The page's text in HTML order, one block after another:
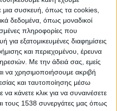
συσκευή, όπως τα cookies,
δεδομένα, όπως μοναδικοί
πληροφορίες που
εξατομικευμένες διαφημίσεις
και περιεχομένου, έρευνα
Με την άδειά σας, εμείς
να χρησιμοποιήσουμε ακριβή
και ταυτοποίησης μέσω
κάνετε κλικ για να συναινέσετε
τους 1538 συνεργάτες μας όπως